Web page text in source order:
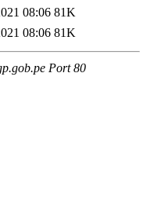
08:06 81K
08:06 81K
Port 80